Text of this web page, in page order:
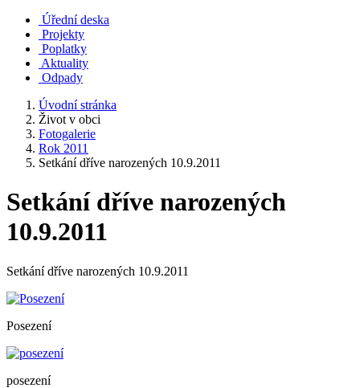
Úřední deska
Projekty
Poplatky
Aktuality
Odpady
Úvodní stránka
Život v obci
Fotogalerie
Rok 2011
Setkání dříve narozených 10.9.2011
Setkání dříve narozených
10.9.2011
Setkání dříve narozených 10.9.2011
Posezení
posezení